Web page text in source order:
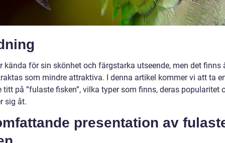
kända för sin skönhet och färgstarka utseende, men det finns
som mindre attraktiva. I denna artikel kommer vi att ta
titt på ”fulaste fisken”, vilka typer som finns, deras popularitet
sig åt.
presentation av